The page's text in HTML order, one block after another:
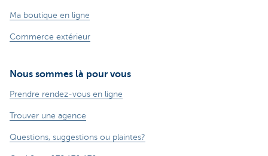
Ma boutique en ligne
Commerce extérieur
Nous sommes là pour vous
Prendre rendez-vous en ligne
Trouver une agence
Questions, suggestions ou plaintes?